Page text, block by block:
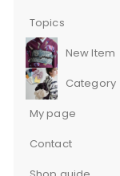
Topics
New Item
Category
サ
ブ
メ
ュ
My page
Contact
サ